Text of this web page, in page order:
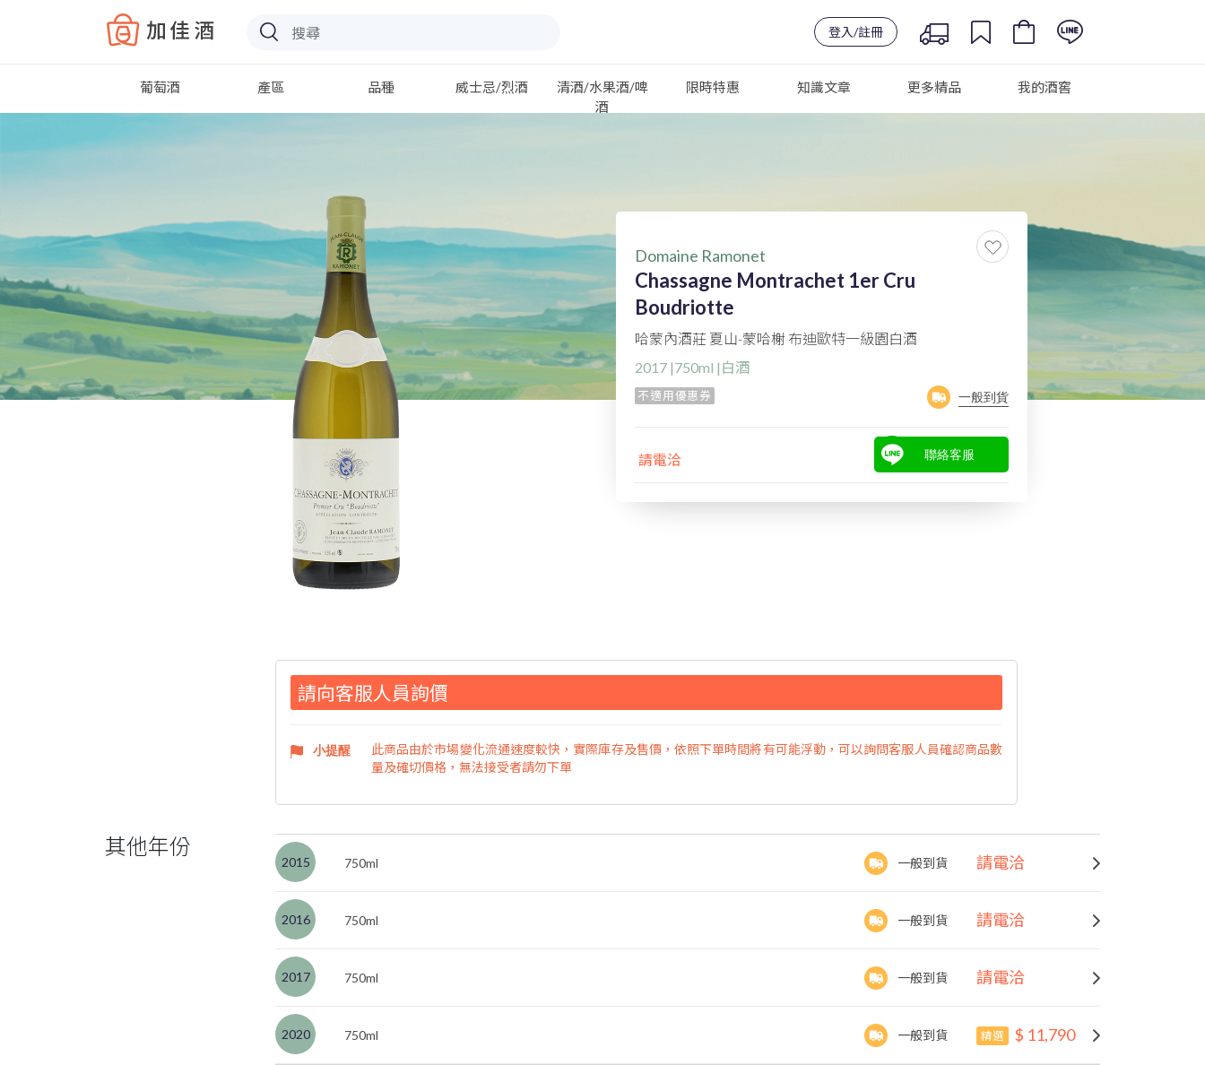
Baccus
登入/註冊
葡萄酒 產區 品種 威士忌/烈酒
清酒/水果酒/啤
酒
限時特惠 知識文章 更多精品 我的酒窖
Domaine Ramonet
Chassagne Montrachet 1er Cru
Boudriotte
哈蒙內酒莊 夏山-蒙哈榭 布迪歐特一級園白酒
2017 |750ml |白酒
不適用優惠券 一般到貨
請電洽 聯絡客服
請向客服人員詢價
小提醒
此商品由於市場變化流通速度較快，實際庫存及售價，依照下單時間將有可能浮動，可以詢問客服人員確認商品數
量及確切價格，無法接受者請勿下單
其他年份
2015 750ml 一般到貨 請電洽
2016 750ml 一般到貨 請電洽
2017 750ml 一般到貨 請電洽
2020 750ml 一般到貨 精選 $ 11,790